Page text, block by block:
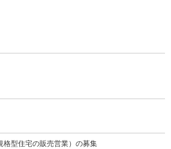
格型住宅の販売営業）の募集